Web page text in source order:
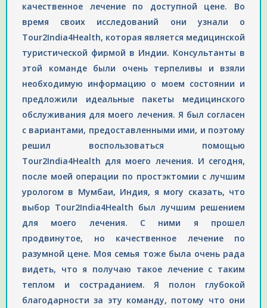
качественное лечение по доступной цене. Во
время своих исследований они узнали о
Tour2India4Health, которая является медицинской
туристической фирмой в Индии. Консультанты в
этой команде были очень терпеливы и взяли
необходимую информацию о моем состоянии и
предложили идеальные пакеты медицинского
обслуживания для моего лечения. Я был согласен
с вариантами, предоставленными ими, и поэтому
решил воспользоваться помощью
Tour2India4Health для моего лечения. И сегодня,
после моей операции по простэктомии с лучшим
урологом в Мумбаи, Индия, я могу сказать, что
выбор Tour2India4Health был лучшим решением
для моего лечения. С ними я прошел
продвинутое, но качественное лечение по
разумной цене. Моя семья тоже была очень рада
видеть, что я получаю такое лечение с таким
теплом и состраданием. Я полон глубокой
благодарности за эту команду, потому что они